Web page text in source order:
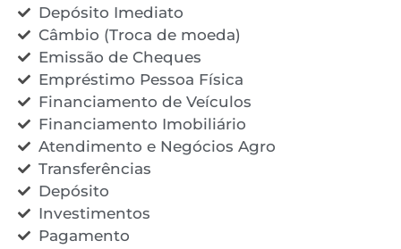
Depósito Imediato
Câmbio (Troca de moeda)
Emissão de Cheques
Empréstimo Pessoa Física
Financiamento de Veículos
Financiamento Imobiliário
Atendimento e Negócios Agro
Transferências
Depósito
Investimentos
Pagamento